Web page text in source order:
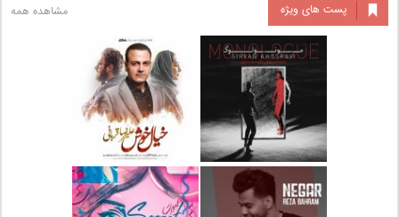
پست های ویژه مشاهده همه
دانلود آلبوم جدید سیروان
خسروی بنام مونولوگ
دانلود آهنگ جدید علیرضا
قربانی بنام خیال خوش